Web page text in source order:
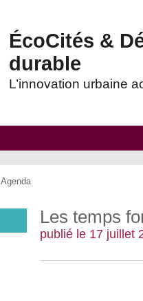
ÉcoCités &
durable
L’innovation urbaine
Agenda
Les temps
publié le 17 juillet